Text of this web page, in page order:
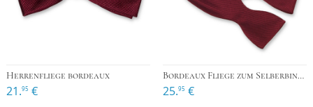
Herrenfliege bordeaux
21.95 €
Bordeaux Fliege zum Selberbinden
25.95 €